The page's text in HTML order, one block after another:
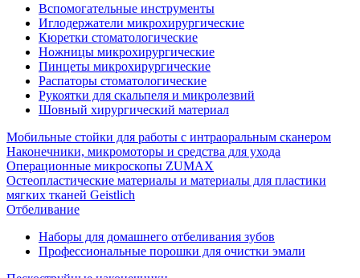
Вспомогательные инструменты
Иглодержатели микрохирургические
Кюретки стоматологические
Ножницы микрохирургические
Пинцеты микрохирургические
Распаторы стоматологические
Рукоятки для скальпеля и микролезвий
Шовный хирургический материал
Мобильные стойки для работы с интраоральным сканером
Наконечники, микромоторы и средства для ухода
Операционные микроскопы ZUMAX
Остеопластические материалы и материалы для пластики
мягких тканей Geistlich
Отбеливание
Наборы для домашнего отбеливания зубов
Профессиональные порошки для очистки эмали